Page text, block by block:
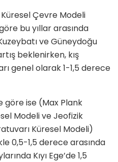
Çevre Modeli
bu yıllar arasında
ve Güneydoğu
beklenirken, kış
genel olarak 1-1,5 derece
göre ise (Max Plank
Modeli ve Jeofizik
Küresel Modeli)
0,5-1,5 derece arasında
Kıyı Ege’de 1,5